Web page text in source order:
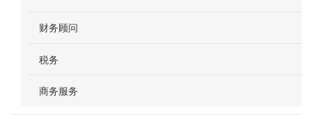
财务顾问
税务
商务服务